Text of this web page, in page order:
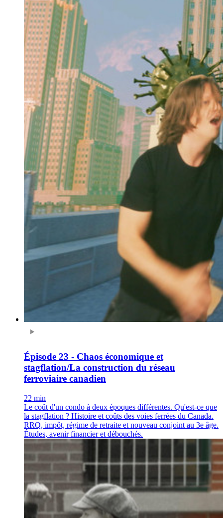
Épisode 23 - Chaos économique et
stagflation/La construction du réseau
ferroviaire canadien
22 min
Le coût d'un condo à deux époques différentes. Qu'est-ce que
la stagflation ? Histoire et coûts des voies ferrées du Canada.
RRQ, impôt, régime de retraite et nouveau conjoint au 3e âge.
Études, avenir financier et débouchés.